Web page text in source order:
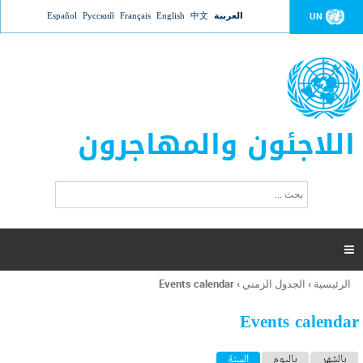
Jump to navigation UN العربية 中文
English
Français
Русский
Español
اللاجئون والمهاجرون
ت
ر
ل
ح
ب

أنت
هنا
الرئيسية › الجدول الزمني ›
Events calendar
Events calendar